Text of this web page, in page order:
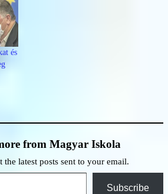
és
from Magyar Iskola
the latest posts sent to your email.
Subscribe